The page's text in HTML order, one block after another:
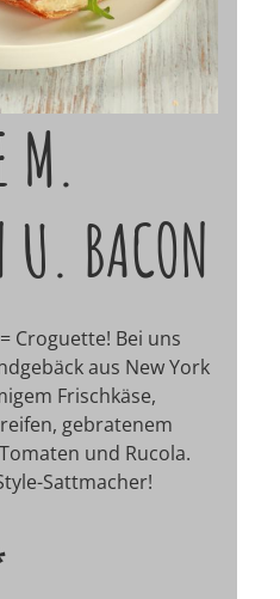
M.
U. BACON
Croguette! Bei uns
aus New York
Frischkäse,
gebratenem
und Rucola.
Sattmacher!